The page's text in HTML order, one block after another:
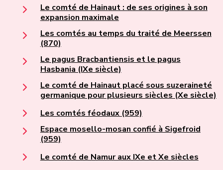
Le comté de Hainaut : de ses origines à son
expansion maximale
Les comtés au temps du traité de Meerssen
(870)
Le pagus Bracbantiensis et le pagus
Hasbania (IXe siècle)
Le comté de Hainaut placé sous suzeraineté
germanique pour plusieurs siècles (Xe siècle)
Les comtés féodaux (959)
Espace mosello-mosan confié à Sigefroid
(959)
Le comté de Namur aux IXe et Xe siècles